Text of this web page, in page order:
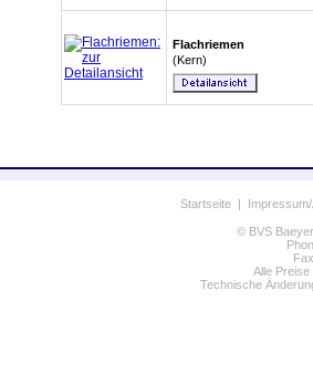
Flachriemen
(Kern)
Startseite |
© BVS
Alle
Technische